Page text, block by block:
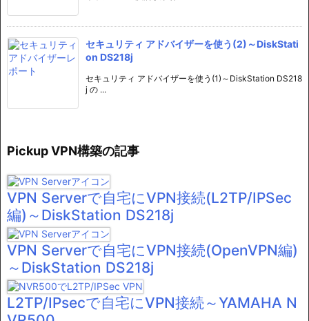
セキュリティ アドバイザーを使う(2)～DiskStati
on DS218j
セキュリティ アドバイザーを使う(1)～DiskStation DS218
j の ...
Pickup VPN構築の記事
VPN Serverで自宅にVPN接続(L2TP/IPSec
編)～DiskStation DS218j
VPN Serverで自宅にVPN接続(OpenVPN編)
～DiskStation DS218j
L2TP/IPsecで自宅にVPN接続～YAMAHA N